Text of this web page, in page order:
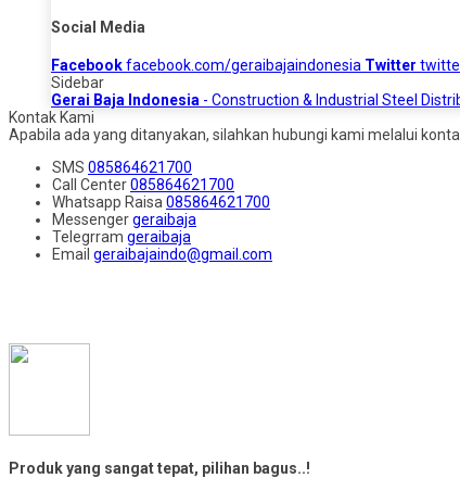
Social Media
Facebookfacebook.com/geraibajaindonesia Twitter
Sidebar
Gerai Baja Indonesia - Construction & Industrial Steel
Kontak Kami
Apabila ada yang ditanyakan, silahkan hubungi kami melalui
SMS 085864621700
Call Center085864621700
Whatsapp Raisa 085864621700
Messengergeraibaja
Telegrram geraibaja
Email geraibajaindo@gmail.com
Produk yang sangat tepat, pilihan bagus..!